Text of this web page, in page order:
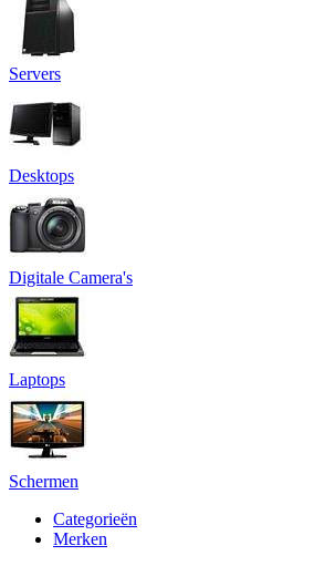
Servers
Desktops
Digitale Camera's
Laptops
Schermen
Categorieën
Merken